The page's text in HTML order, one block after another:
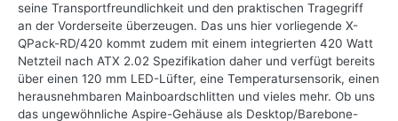
seine Transportfreundlichkeit und den praktischen Tragegriff
an der Vorderseite überzeugen. Das uns hier vorliegende X-
QPack-RD/420 kommt zudem mit einem integrierten 420 Watt
Netzteil nach ATX 2.02 Spezifikation daher und verfügt bereits
über einen 120 mm LED-Lüfter, eine Temperatursensorik, einen
herausnehmbaren Mainboardschlitten und vieles mehr. Ob uns
das ungewöhnliche Aspire-Gehäuse als Desktop/Barebone-